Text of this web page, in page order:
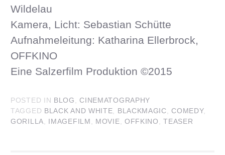
Wildelau
Kamera, Licht: Sebastian Schütte
Aufnahmeleitung: Katharina Ellerbrock,
OFFKINO
Eine Salzerfilm Produktion ©2015
POSTED IN BLOG ,CINEMATOGRAPHY
TAGGED BLACK AND WHITE BLACKMAGIC ,COMEDY,
GORILLA
IMAGEFILM MOVIE OFFKINO ,TEASER